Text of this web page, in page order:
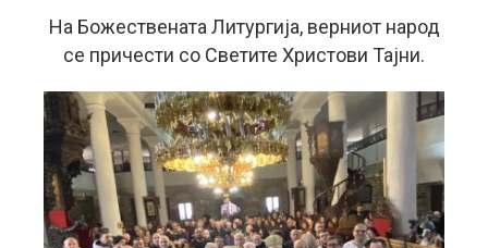
На Божествената Литургија, верниот народ
се причести со Светите Христови Тајни.